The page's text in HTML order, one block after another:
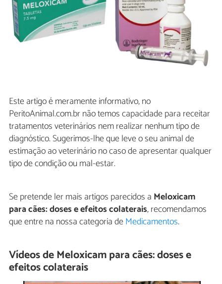
Este artigo é meramente informativo, no
PeritoAnimal.com.br não temos capacidade para receitar
tratamentos veterinários nem realizar nenhum tipo de
diagnóstico. Sugerimos-lhe que leve o seu animal de
estimação ao veterinário no caso de apresentar qualquer
tipo de condição ou mal-estar.
Se pretende ler mais artigos parecidos a Meloxicam
para cães: doses e efeitos colaterais, recomendamos
que entre na nossa categoria deMedicamentos.
Vídeos de Meloxicam para cães: doses e
efeitos colaterais